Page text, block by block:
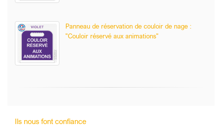
Panneau de réservation de couloir de nage :
"Couloir réservé aux animations"
Ils nous font confiance